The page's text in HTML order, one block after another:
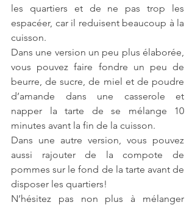
les quartiers et de ne pas trop les
espacéer, car il reduisent beaucoup à la
cuisson.
Dans une version un peu plus élaborée,
vous pouvez faire fondre un peu de
beurre, de sucre, de miel et de poudre
d’amande dans une casserole et
napper la tarte de se mélange 10
minutes avant la fin de la cuisson.
Dans une autre version, vous pouvez
aussi rajouter de la compote de
pommes sur le fond de la tarte avant de
disposer les quartiers!
N’hésitez pas non plus à mélanger